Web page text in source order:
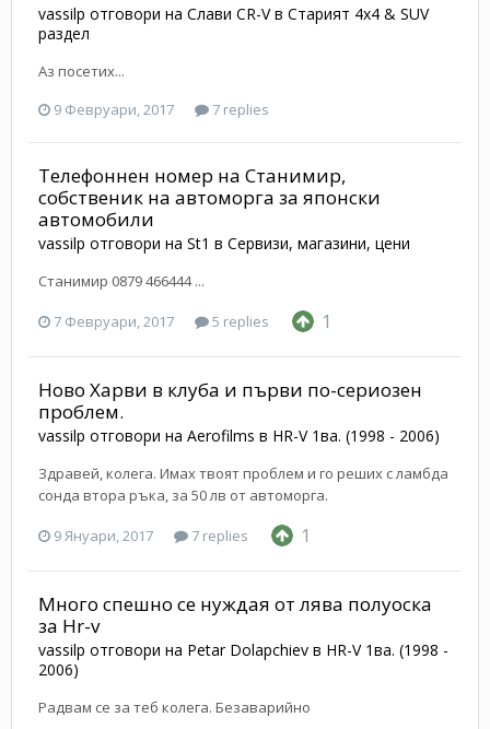
vassilp отговори на Слави CR-Vв Старият 4x4 & SUV
раздел
Аз посетих...
9 Февруари, 2017
7 replies
Телефоннен номер на Станимир,
собственик на автоморга за японски
автомобили
vassilp отговори на St1 в Сервизи, магазини, цени
Станимир 0879 466444 ...
7 Февруари, 2017 5 replies 1
Ново Харви в клуба и първи по-сериозен
проблем.
vassilp отговори на Aerofilms в HR-V 1ва. (1998 - 2006)
Здравей, колега. Имах твоят проблем и го реших с ламбда
сонда втора ръка, за 50 лв от автоморга.
9 Януари, 2017 7 replies 1
Много спешно се нуждая от лява полуоска
за Hr-v
vassilp отговори на Petar Dolapchiev в HR-V 1ва. (1998 -
2006)
Радвам се за теб колега. Безаварийно